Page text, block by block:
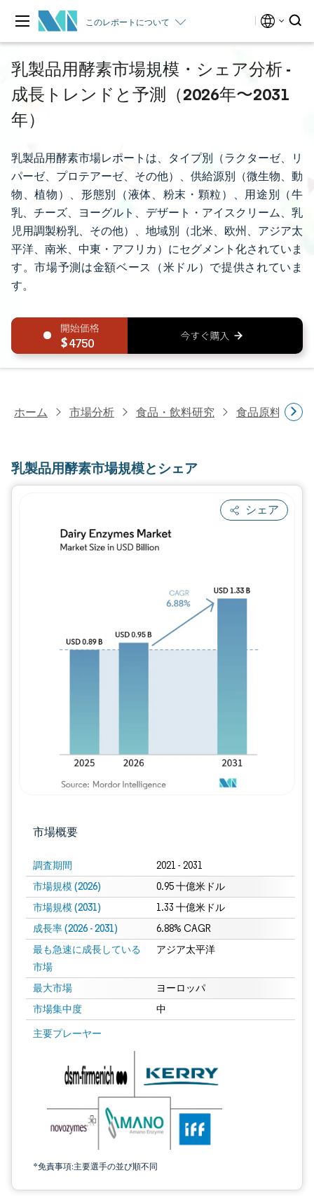
このレポートについて
乳製品用酵素市場規模・シェア分析 -
成長トレンドと予測（2026年〜2031
年）
乳製品用酵素市場レポートは、タイプ別（ラクターゼ、リ
パーゼ、プロテアーゼ、その他）、供給源別（微生物、動
物、植物）、形態別（液体、粉末・顆粒）、用途別（牛
乳、チーズ、ヨーグルト、デザート・アイスクリーム、乳
児用調製粉乳、その他）、地域別（北米、欧州、アジア太
平洋、南米、中東・アフリカ）にセグメント化されていま
す。市場予測は金額ベース（米ドル）で提供されていま
す。
4750
ホーム 市場分析 食品・飲料研究 食品原料・食
乳製品用酵素市場規模とシェア
シェア
市場概要
調査期間 2021 - 2031
市場規模 (2026) 0.95 十億米ドル
市場規模 (2031) 1.33 十億米ドル
成長率 (2026 - 2031) 6.88% CAGR
最も急速に成長している
市場
アジア太平洋
最大市場 ヨーロッパ
市場集中度 中
主要プレーヤー
*免責事項:主要選手の並び順不同
画像 © Mordor Intelligence。再利用にはCC BY 4.0の表示が必要です。